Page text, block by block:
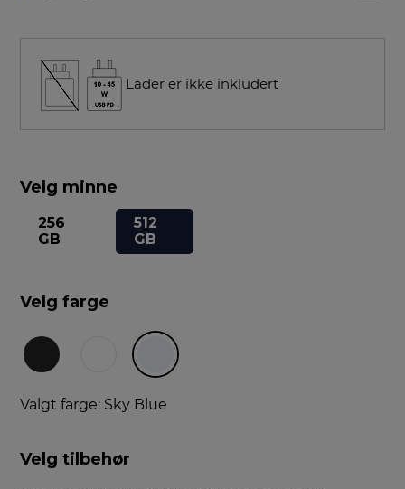
Lader er ikke inkludert
Velg minne
256
GB
512
GB
Velg farge
Valgt farge: Sky Blue
Velg tilbehør